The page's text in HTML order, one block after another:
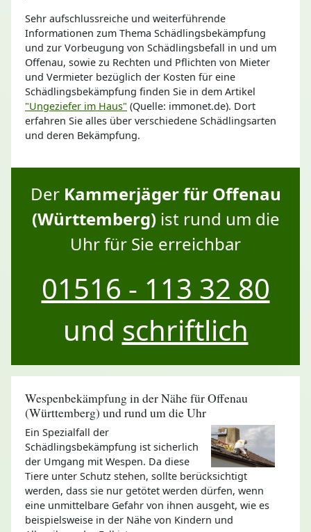
Sehr aufschlussreiche und weiterführende
Informationen zum Thema Schädlingsbekämpfung
und zur Vorbeugung von Schädlingsbefall in und um
Offenau, sowie zu Rechten und Pflichten von Mieter
und Vermieter bezüglich der Kosten für eine
Schädlingsbekämpfung finden Sie in dem Artikel
"Ungeziefer im Haus" (Quelle: immonet.de). Dort
erfahren Sie alles über verschiedene Schädlingsarten
und deren Bekämpfung.
Der Kammerjäger für Offenau
(Württemberg)ist rund um die
Uhr für Sie erreichbar
01516 - 113 32 80
und schriftlich
Wespenbekämpfung in der Nähe für Offenau
(Württemberg) und rund um die Uhr
Ein Spezialfall der
Schädlingsbekämpfung ist sicherlich
der Umgang mit Wespen. Da diese
Tiere unter Schutz stehen, sollte berücksichtigt
werden, dass sie nur getötet werden dürfen, wenn
eine unmittelbare Gefahr von ihnen ausgeht, wie es
beispielsweise in der Nähe von Kindern und